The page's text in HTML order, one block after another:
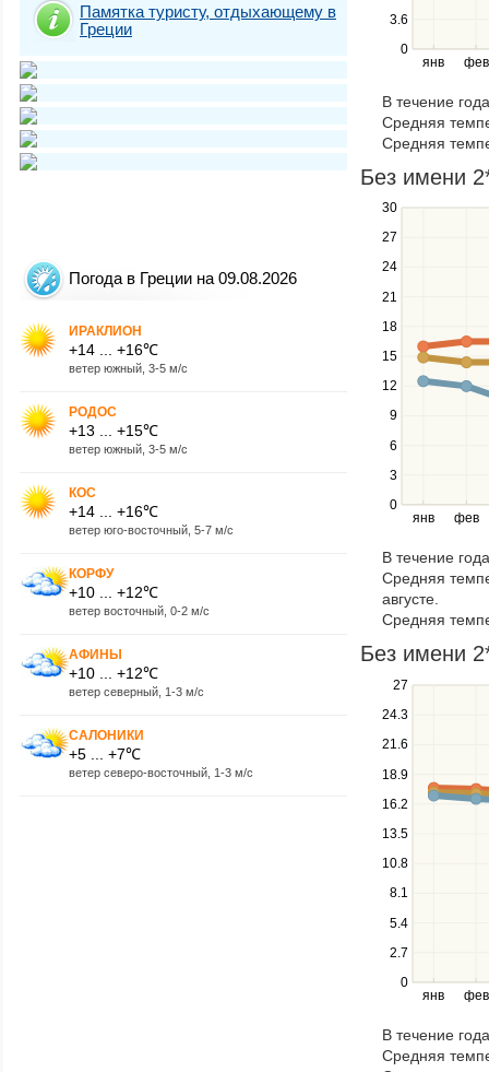
Памятка туристу, отдыхающему в
Греции
Погода в Греции на 09.08.2026
ИРАКЛИОН
+14 ... +16℃
ветер южный, 3-5 м/с
РОДОС
+13 ... +15℃
ветер южный, 3-5 м/с
КОС
+14 ... +16℃
ветер юго-восточный, 5-7 м/с
КОРФУ
+10 ... +12℃
ветер восточный, 0-2 м/с
АФИНЫ
+10 ... +12℃
ветер северный, 1-3 м/с
САЛОНИКИ
+5 ... +7℃
ветер северо-восточный, 1-3 м/с
янв фев
0
3.6
and
right
navigate
through
items
a
series.
В течение
Средняя
Средняя
Без имени
янв фев
0
3
6
9
12
15
18
21
24
27
30
Use
the
and
down
to
navigate
between
series.
Use
the
and
right
keys
navigate
through
items
in
series.
В течение
Средняя
августе.
Средняя
Без имени
янв фев
0
2.7
5.4
8.1
10.8
13.5
16.2
18.9
21.6
24.3
27
Use
the
and
down
to
navigate
series.
Use
the
and
right
navigate
through
В течение
Средняя